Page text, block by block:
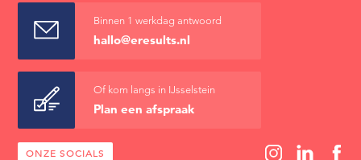
Binnen 1 werkdag antwoord
hallo@eresults.nl
Of kom langs in IJsselstein
Plan een afspraak
ONZE SOCIALS